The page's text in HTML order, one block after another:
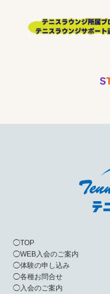
◯TOP
◯WEB入会のご案内
◯体験の申し込み
◯各種お問合せ
◯ 入会のご案内